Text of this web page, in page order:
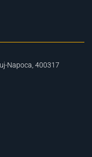
Napoca, 400317